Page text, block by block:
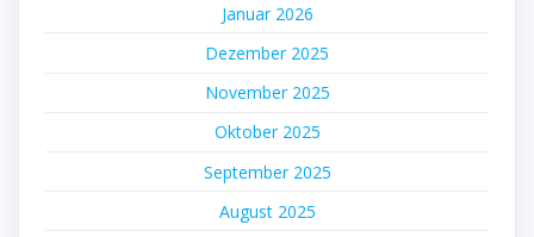
Januar 2026
Dezember 2025
November 2025
Oktober 2025
September 2025
August 2025